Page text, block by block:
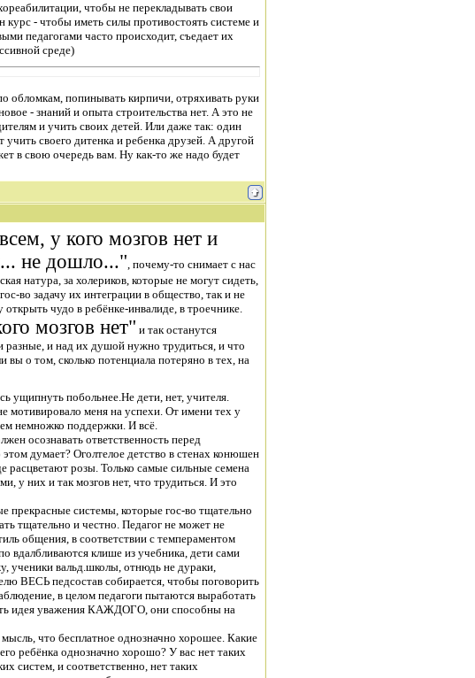
чтобы не перекладывать свои
- чтобы иметь силы противостоять системе и
педагогами часто происходит, съедает их
среде)
обломкам, попинывать кирпичи, отряхивать руки
- знаний и опыта строительства нет. А это не
и учить своих детей. Или даже так: один
своего дитенка и ребенка друзей. А другой
в свою очередь вам. Ну как-то же надо будет
у кого мозгов нет и
не дошло...", почему-то снимает с нас
натура, за холериков, которые не могут сидеть,
во задачу их интеграции в общество, так и не
чудо в ребёнке-инвалиде, в троечнике.
мозгов нет" и так останутся
разные, и над их душой нужно трудиться, и что
вы о том, сколько потенциала потеряно в тех, на
ущипнуть побольнее.Не дети, нет, учителя.
мотивировало меня на успехи. От имени тех у
немножко поддержки. И всё.
осознавать ответственность перед
думает? Оголтелое детство в стенах конюшен
расцветают розы. Только самые сильные семена
у них и так мозгов нет, что трудиться. И это
прекрасные системы, которые гос-во тщательно
тщательно и честно. Педагог не может не
общения, в соответствии с темпераментом
вдалбливаются клише из учебника, дети сами
ученики вальд.школы, отнюдь не дураки,
ВЕСЬ педсостав собирается, чтобы поговорить
в целом педагоги пытаются выработать
идея уважения КАЖДОГО, они способны на
что бесплатное однозначно хорошее. Какие
ребёнка однозначно хорошо? У вас нет таких
систем, и соответственно, нет таких